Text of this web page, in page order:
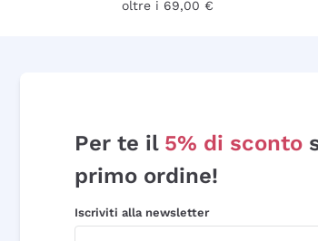
oltre i 69,00 €
Per te il 5% di sconto
primo ordine!
Iscriviti alla newsletter